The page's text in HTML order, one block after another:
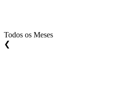
Todos os Meses
❮